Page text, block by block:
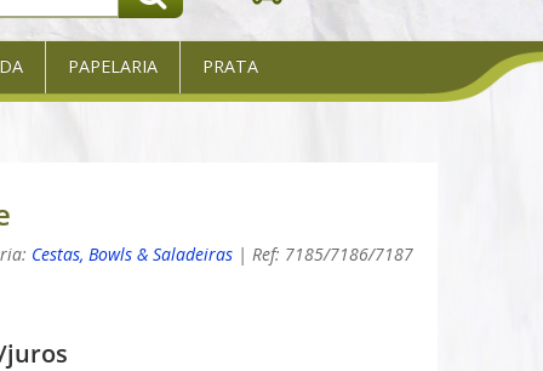
PAPELARIA PRATA
Cestas, Bowls & Saladeiras | Ref: 7185/7186/7187